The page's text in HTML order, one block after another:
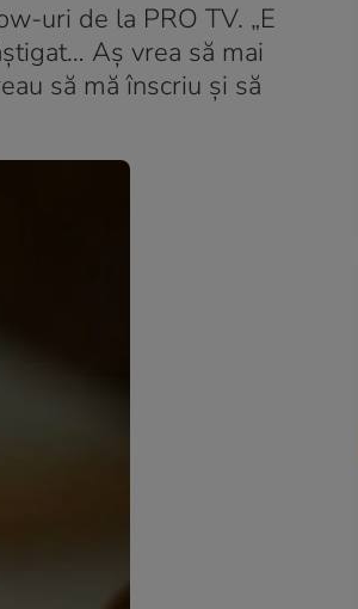
uri de la PRO TV. „E
Aș vrea să mai
să mă înscriu și să